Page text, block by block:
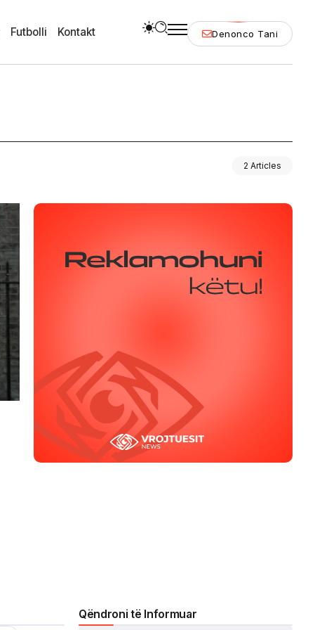
Futbolli Kontakt Denonco Tani
2 Articles
Qëndroni të Informuar